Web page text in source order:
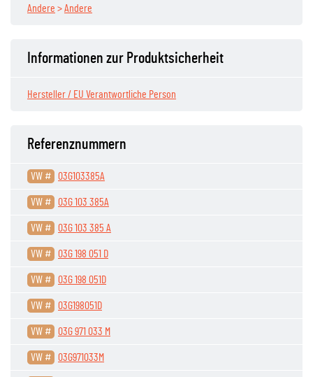
Andere >Andere
Informationen zur Produktsicherheit
Hersteller / EU Verantwortliche Person
Referenznummern
VW # 03G103385A
VW # 03G 103 385A
VW # 03G 103 385 A
VW # 03G 198 051 D
VW # 03G 198 051D
VW # 03G198051D
VW # 03G 971 033 M
VW # 03G971033M